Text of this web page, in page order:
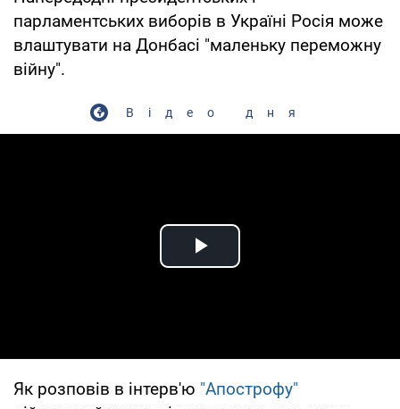
парламентських виборів в Україні Росія може
влаштувати на Донбасі "маленьку переможну
війну".
Відео дня
Play Video
Як розповів в інтерв'ю "Апострофу"